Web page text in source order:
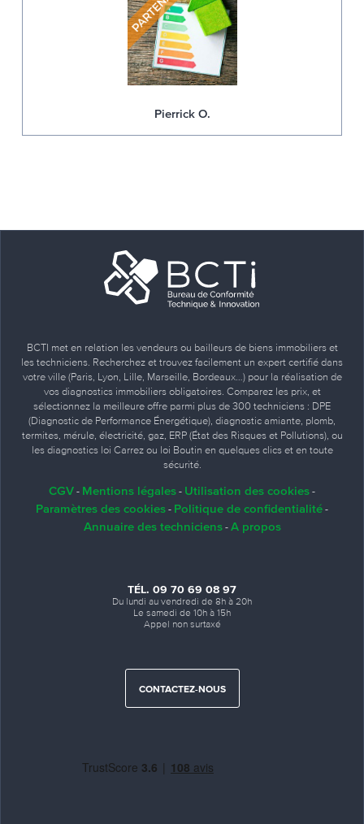
Pierrick O.
BCTI met en relation les vendeurs ou bailleurs de biens immobiliers et
les techniciens. Recherchez et trouvez facilement un expert certifié dans
votre ville (Paris, Lyon, Lille, Marseille, Bordeaux…) pour la réalisation de
vos diagnostics immobiliers obligatoires. Comparez les prix, et
sélectionnez la meilleure offre parmi plus de 300 techniciens : DPE
(Diagnostic de Performance Énergétique), diagnostic amiante, plomb,
termites, mérule, électricité, gaz, ERP (État des Risques et Pollutions), ou
les diagnostics loi Carrez ou loi Boutin en quelques clics et en toute
sécurité.
CGV - Mentions légales - Utilisation des cookies -
Paramètres des cookies - Politique de confidentialité -
Annuaire des techniciens- A propos
TÉL. 09 70 69 08 97
Du lundi au vendredi de 8h à 20h
Le samedi de 10h à 15h
Appel non surtaxé
CONTACTEZ-NOUS